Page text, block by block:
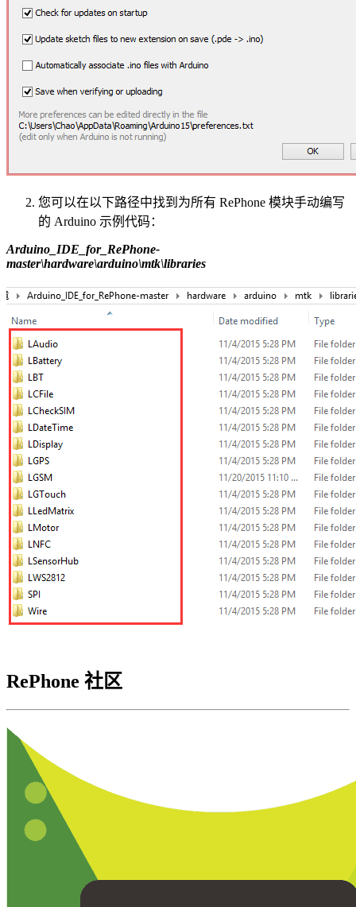
您可以在以下路径中找到为所有 RePhone 模块手动编写
的 Arduino 示例代码：
Arduino_IDE_for_RePhone-
master\hardware\arduino\mtk\libraries
RePhone 社区